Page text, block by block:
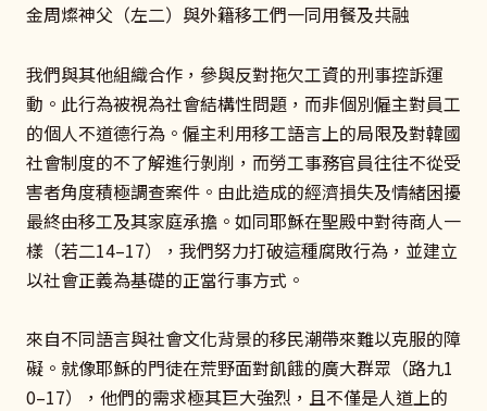
金周燦神父（左二）與外籍移工們一同用餐及共融
我們與其他組織合作，參與反對拖欠工資的刑事控訴運
動。此行為被視為社會結構性問題，而非個別僱主對員工
的個人不道德行為。僱主利用移工語言上的局限及對韓國
社會制度的不了解進行剝削，而勞工事務官員往往不從受
害者角度積極調查案件。由此造成的經濟損失及情緒困擾
最終由移工及其家庭承擔。如同耶穌在聖殿中對待商人一
樣（若二14–17），我們努力打破這種腐敗行為，並建立
以社會正義為基礎的正當行事方式。
來自不同語言與社會文化背景的移民潮帶來難以克服的障
礙。就像耶穌的門徒在荒野面對飢餓的廣大群眾（路九1
0–17），他們的需求極其巨大強烈，且不僅是人道上的